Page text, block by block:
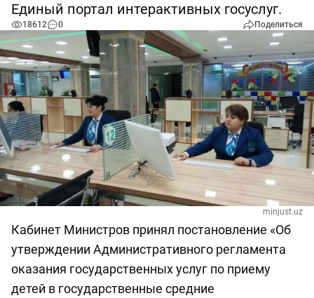
Единый портал интерактивных госуслуг.
18612 0 Поделиться
minjust.uz
Кабинет Министров принял постановление «Об
утверждении Административного регламента
оказания государственных услуг по приему
детей в государственные средние